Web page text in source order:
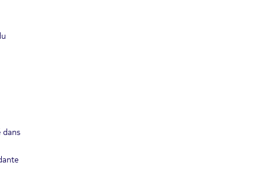
dans